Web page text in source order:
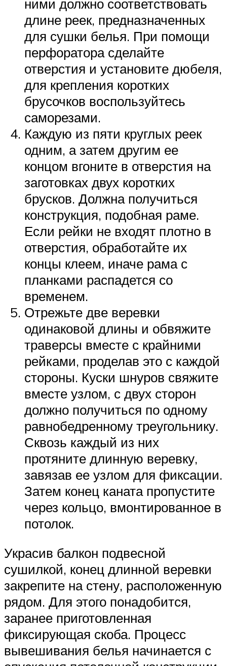
ними должно соответствовать
длине реек, предназначенных
для сушки белья. При помощи
перфоратора сделайте
отверстия и установите дюбеля,
для крепления коротких
брусочков воспользуйтесь
саморезами.
Каждую из пяти круглых реек
одним, а затем другим ее
концом вгоните в отверстия на
заготовках двух коротких
брусков. Должна получиться
конструкция, подобная раме.
Если рейки не входят плотно в
отверстия, обработайте их
концы клеем, иначе рама с
планками распадется со
временем.
Отрежьте две веревки
одинаковой длины и обвяжите
траверсы вместе с крайними
рейками, проделав это с каждой
стороны. Куски шнуров свяжите
вместе узлом, с двух сторон
должно получиться по одному
равнобедренному треугольнику.
Сквозь каждый из них
протяните длинную веревку,
завязав ее узлом для фиксации.
Затем конец каната пропустите
через кольцо, вмонтированное в
потолок.
Украсив балкон подвесной
сушилкой, конец длинной веревки
закрепите на стену, расположенную
рядом. Для этого понадобится,
заранее приготовленная
фиксирующая скоба. Процесс
вывешивания белья начинается с